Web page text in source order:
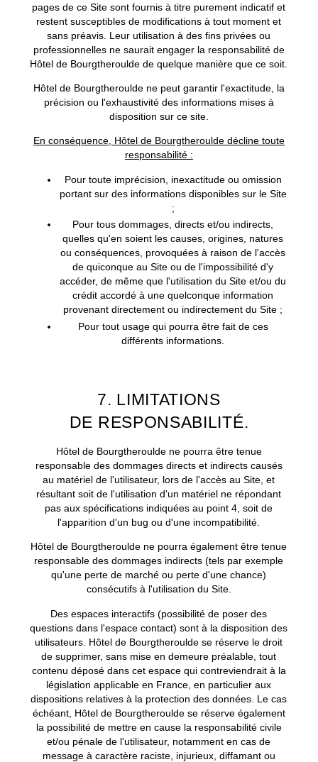
pages de ce Site sont fournis à titre purement indicatif et
restent susceptibles de modifications à tout moment et
sans préavis. Leur utilisation à des fins privées ou
professionnelles ne saurait engager la responsabilité de
Hôtel de Bourgtheroulde de quelque manière que ce soit.
Hôtel de Bourgtheroulde ne peut garantir l'exactitude, la
précision ou l'exhaustivité des informations mises à
disposition sur ce site.
En conséquence, Hôtel de Bourgtheroulde décline toute
responsabilité :
Pour toute imprécision, inexactitude ou omission
portant sur des informations disponibles sur le Site
;
Pour tous dommages, directs et/ou indirects,
quelles qu'en soient les causes, origines, natures
ou conséquences, provoquées à raison de l'accès
de quiconque au Site ou de l'impossibilité d'y
accéder, de même que l'utilisation du Site et/ou du
crédit accordé à une quelconque information
provenant directement ou indirectement du Site ;
Pour tout usage qui pourra être fait de ces
différents informations.
7. LIMITATIONS
DE RESPONSABILITÉ.
Hôtel de Bourgtheroulde ne pourra être tenue
responsable des dommages directs et indirects causés
au matériel de l'utilisateur, lors de l'accès au Site, et
résultant soit de l'utilisation d'un matériel ne répondant
pas aux spécifications indiquées au point 4, soit de
l'apparition d'un bug ou d'une incompatibilité.
Hôtel de Bourgtheroulde ne pourra également être tenue
responsable des dommages indirects (tels par exemple
qu'une perte de marché ou perte d'une chance)
consécutifs à l'utilisation du Site.
Des espaces interactifs (possibilité de poser des
questions dans l'espace contact) sont à la disposition des
utilisateurs. Hôtel de Bourgtheroulde se réserve le droit
de supprimer, sans mise en demeure préalable, tout
contenu déposé dans cet espace qui contreviendrait à la
législation applicable en France, en particulier aux
dispositions relatives à la protection des données. Le cas
échéant, Hôtel de Bourgtheroulde se réserve également
la possibilité de mettre en cause la responsabilité civile
et/ou pénale de l'utilisateur, notamment en cas de
message à caractère raciste, injurieux, diffamant ou